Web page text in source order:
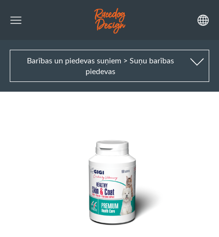
Barības un piedevas suņiem > Suņu barības
piedevas